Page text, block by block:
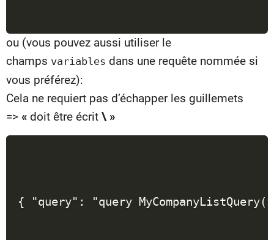
ou (vous pouvez aussi utiliser le
champs variables dans une requête nommée si
vous préférez):
Cela ne requiert pas d’échapper les guillemets
=> « doit être écrit \ »